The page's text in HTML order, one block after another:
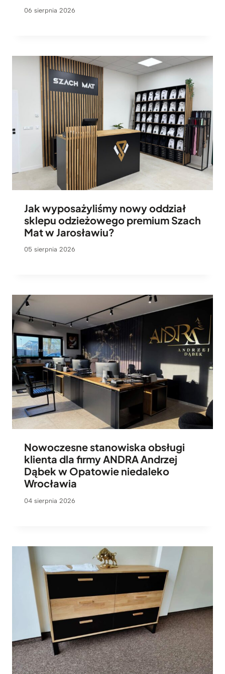
06 sierpnia 2026
Jak wyposażyliśmy nowy oddział
sklepu odzieżowego premium Szach
Mat w Jarosławiu?
05 sierpnia 2026
Nowoczesne stanowiska obsługi
klienta dla firmy ANDRA Andrzej
Dąbek w Opatowie niedaleko
Wrocławia
04 sierpnia 2026